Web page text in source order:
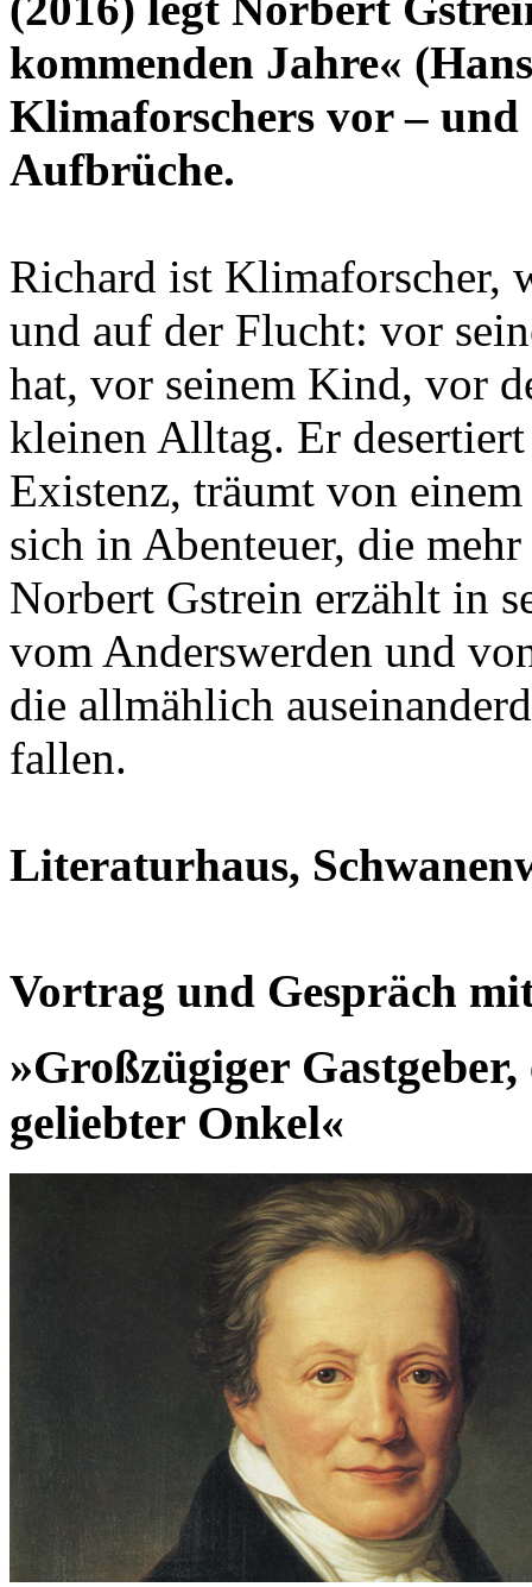
kommenden Jahre«
Klimaforschers vor – und
Aufbrüche.
Richard ist Klimaforscher,
und auf der Flucht: vor
hat, vor seinem Kind, vor
kleinen Alltag. Er
Existenz, träumt von
sich in Abenteuer, die
Norbert Gstrein erzählt in
vom Anderswerden und
die allmählich
fallen.
Literaturhaus,
Vortrag und Gespräch
»Großzügiger
geliebter Onkel«